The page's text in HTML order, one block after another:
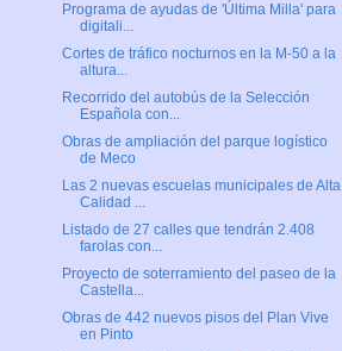
Programa de ayudas de 'Última Milla' para
digitali...
Cortes de tráfico nocturnos en la M-50 a la
altura...
Recorrido del autobús de la Selección
Española con...
Obras de ampliación del parque logístico
de Meco
Las 2 nuevas escuelas municipales de Alta
Calidad ...
Listado de 27 calles que tendrán 2.408
farolas con...
Proyecto de soterramiento del paseo de la
Castella...
Obras de 442 nuevos pisos del Plan Vive
en Pinto